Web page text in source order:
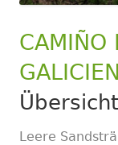
CAMIÑO
Übersicht
Leere